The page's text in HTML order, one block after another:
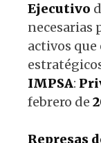
Ejecutivo
necesarias
activos
IMPSA:
febrero de
Represas